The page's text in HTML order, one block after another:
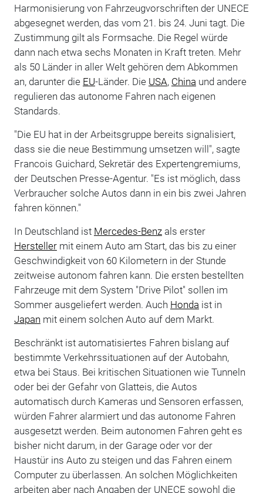
Harmonisierung von Fahrzeugvorschriften der UNECE
abgesegnet werden, das vom 21. bis 24. Juni tagt. Die
Zustimmung gilt als Formsache. Die Regel würde
dann nach etwa sechs Monaten in Kraft treten. Mehr
als 50 Länder in aller Welt gehören dem Abkommen
an, darunter die EU-Länder. Die USA, China und andere
regulieren das autonome Fahren nach eigenen
Standards.
"Die EU hat in der Arbeitsgruppe bereits signalisiert,
dass sie die neue Bestimmung umsetzen will", sagte
Francois Guichard, Sekretär des Expertengremiums,
der Deutschen Presse-Agentur. "Es ist möglich, dass
Verbraucher solche Autos dann in ein bis zwei Jahren
fahren können."
In Deutschland ist Mercedes-Benzals erster
Herstellermit einem Auto am Start, das bis zu einer
Geschwindigkeit von 60 Kilometern in der Stunde
zeitweise autonom fahren kann. Die ersten bestellten
Fahrzeuge mit dem System "Drive Pilot" sollen im
Sommer ausgeliefert werden. Auch Honda ist in
Japan mit einem solchen Auto auf dem Markt.
Beschränkt ist automatisiertes Fahren bislang auf
bestimmte Verkehrssituationen auf der Autobahn,
etwa bei Staus. Bei kritischen Situationen wie Tunneln
oder bei der Gefahr von Glatteis, die Autos
automatisch durch Kameras und Sensoren erfassen,
würden Fahrer alarmiert und das autonome Fahren
ausgesetzt werden. Beim autonomen Fahren geht es
bisher nicht darum, in der Garage oder vor der
Haustür ins Auto zu steigen und das Fahren einem
Computer zu überlassen. An solchen Möglichkeiten
arbeiten aber nach Angaben der UNECE sowohl die